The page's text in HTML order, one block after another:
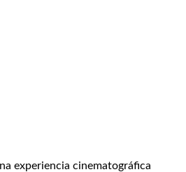
experiencia cinematográfica